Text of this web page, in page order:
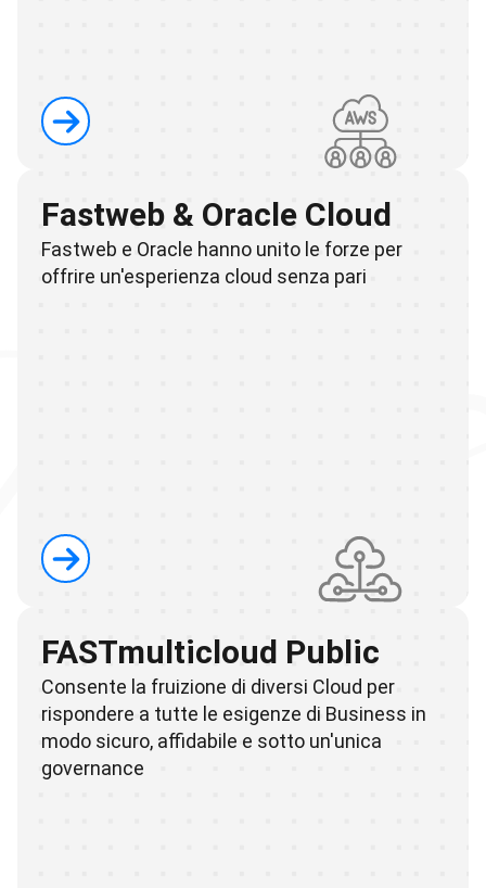
Fastweb & Oracle Cloud
Fastweb e Oracle hanno unito le forze per
offrire un'esperienza cloud senza pari
FASTmulticloud Public
Consente la fruizione di diversi Cloud per
rispondere a tutte le esigenze di Business in
modo sicuro, affidabile e sotto un'unica
governance